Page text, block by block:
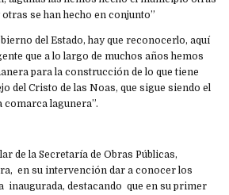
se han hecho en conjunto”
del Estado, hay que reconocerlo, aquí
que a lo largo de muchos años hemos
para la construcción de lo que tiene
del Cristo de las Noas, que sigue siendo el
comarca lagunera”.
de la Secretaría de Obras Públicas,
en su intervención dar a conocer los
inaugurada, destacando que en su primer